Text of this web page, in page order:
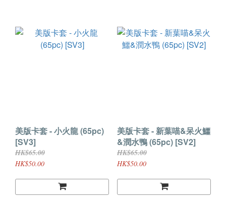
美版卡套 - 小火龍 (65pc)
[SV3]
HK$65.00
HK$50.00
美版卡套 - 新葉喵&呆火鱷
&潤水鴨 (65pc) [SV2]
HK$65.00
HK$50.00